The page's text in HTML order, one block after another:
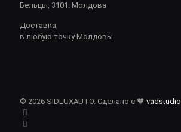
Бельцы, 3101. Молдова
Доставка,
в любую точку Молдовы
© 2026 SIDLUXAUTO. Сделано с 🧡 vadstudio